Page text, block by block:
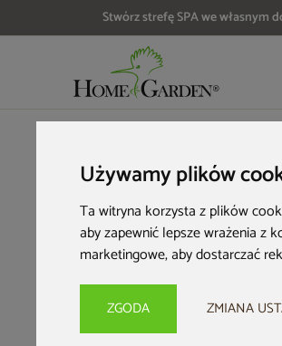
Używamy plików
Ta witryna korzysta z plików
aby zapewnić lepsze wrażenia z
marketingowe,aby dostarczać
ZGODA ZMIANA
Stwórz strefę SPA we własnym